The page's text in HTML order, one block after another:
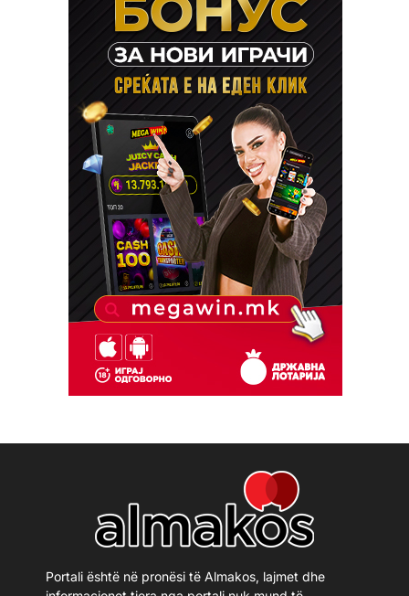
Portali është në pronësi të Almakos, lajmet dhe